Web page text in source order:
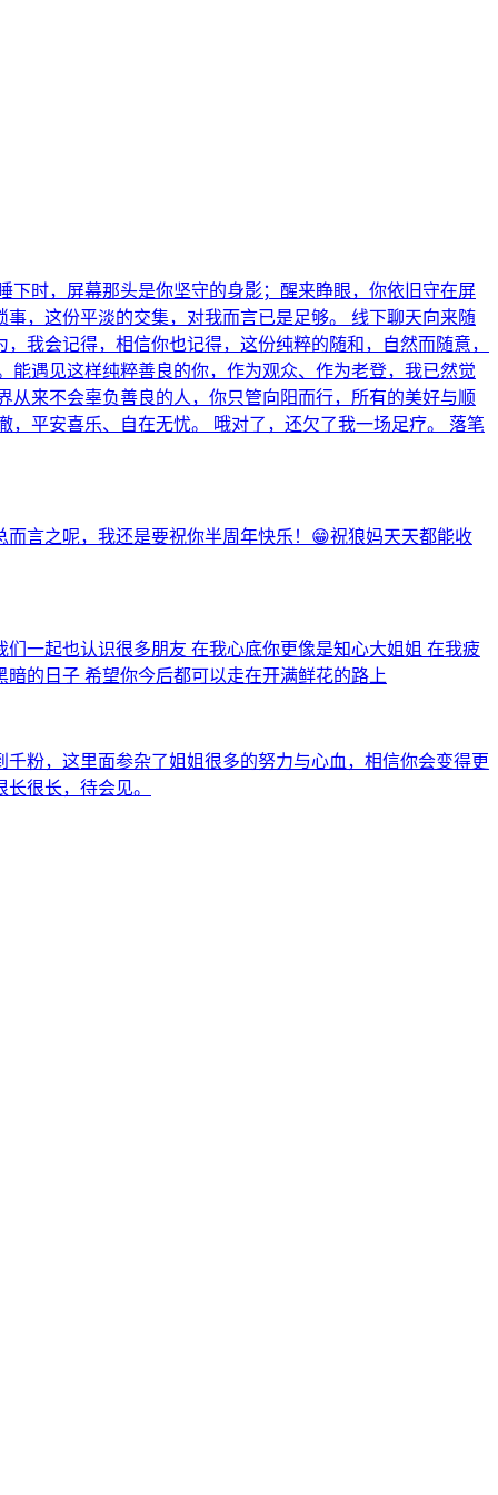
时，屏幕那头是你坚守的身影；醒来睁眼，你依旧守在屏
，这份平淡的交集，对我而言已是足够。 线下聊天向来随
我会记得，相信你也记得，这份纯粹的随和，自然而随意，
遇见这样纯粹善良的你，作为观众、作为老登，我已然觉
来不会辜负善良的人，你只管向阳而行，所有的美好与顺
平安喜乐、自在无忧。 哦对了，还欠了我一场足疗。 落笔
言之呢，我还是要祝你半周年快乐！😁祝狼妈天天都能收
一起也认识很多朋友 在我心底你更像是知心大姐姐 在我疲
的日子 希望你今后都可以走在开满鲜花的路上
粉，这里面参杂了姐姐很多的努力与心血，相信你会变得更
很长，待会见。